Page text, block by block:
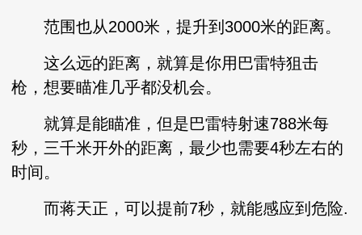
范围也从2000米，提升到3000米的距离。
这么远的距离，就算是你用巴雷特狙击
枪，想要瞄准几乎都没机会。
就算是能瞄准，但是巴雷特射速788米每
秒，三千米开外的距离，最少也需要4秒左右的
时间。
而蒋天正，可以提前7秒，就能感应到危险.